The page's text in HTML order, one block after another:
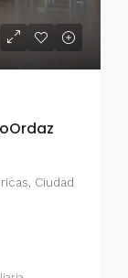
Ciudad